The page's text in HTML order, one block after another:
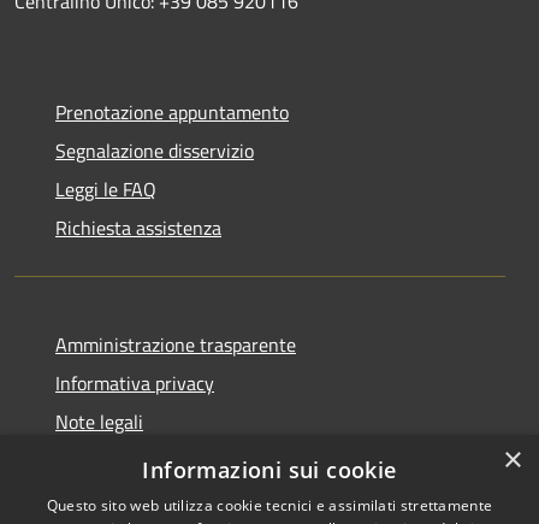
Prenotazione appuntamento
Segnalazione disservizio
Leggi le FAQ
Richiesta assistenza
Amministrazione trasparente
Informativa privacy
Note legali
Dichiarazione di accessibilità
×
Informazioni sui cookie
Questo sito web utilizza cookie tecnici e assimilati strettamente